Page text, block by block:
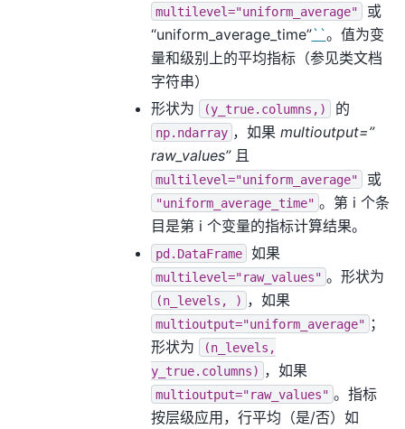
multilevel="uniform_average"
或
“uniform_average_time”``。值为变
量和级别上的平均指标（参见类文档
字符串）
形状为
(y_true.columns,) 的
np.ndarray ，如果 multioutput=”
raw_values”且
multilevel="uniform_average" 或
"uniform_average_time" 。第 i 个条
目是第 i 个变量的指标计算结果。
pd.DataFrame 如果
multilevel="raw_values" 。形状为
(n_levels, ) ，如果
multioutput="uniform_average" ；
形状为
(n_levels,
y_true.columns) ，如果
multioutput="raw_values" 。指标
按层级应用，行平均（是/否）如